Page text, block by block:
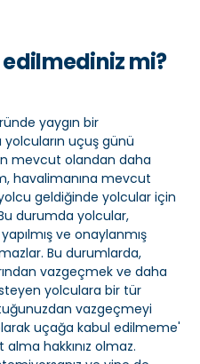
mi?
yaygın bir
yolcuların uçuş günü
mevcut olandan daha
havalimanına mevcut
geldiğinde yolcular için
durumda yolcular,
ve onaylanmış
Bu durumlarda,
vazgeçmek ve daha
yolculara bir tür
vazgeçmeyi
uçağa kabul edilmeme'
hakkınız olmaz.